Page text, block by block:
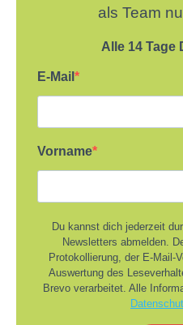
als Team
Alle 14 Tage
E-Mail
Vorname
Du kannst dich jederzeit
Newsletters abmelden.
Protokollierung, der E-Mail-
Auswertung des
Brevo verarbeitet. Alle